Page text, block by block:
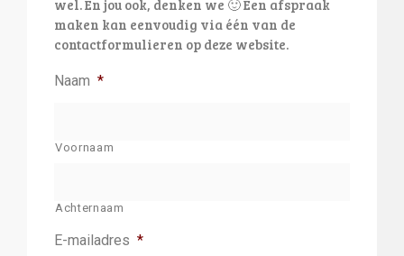
wel. En jou ook, denken we 🙂 Een afspraak
maken kan eenvoudig via één van de
contactformulieren op deze website.
Naam *
Voornaam
Achternaam
E-mailadres *